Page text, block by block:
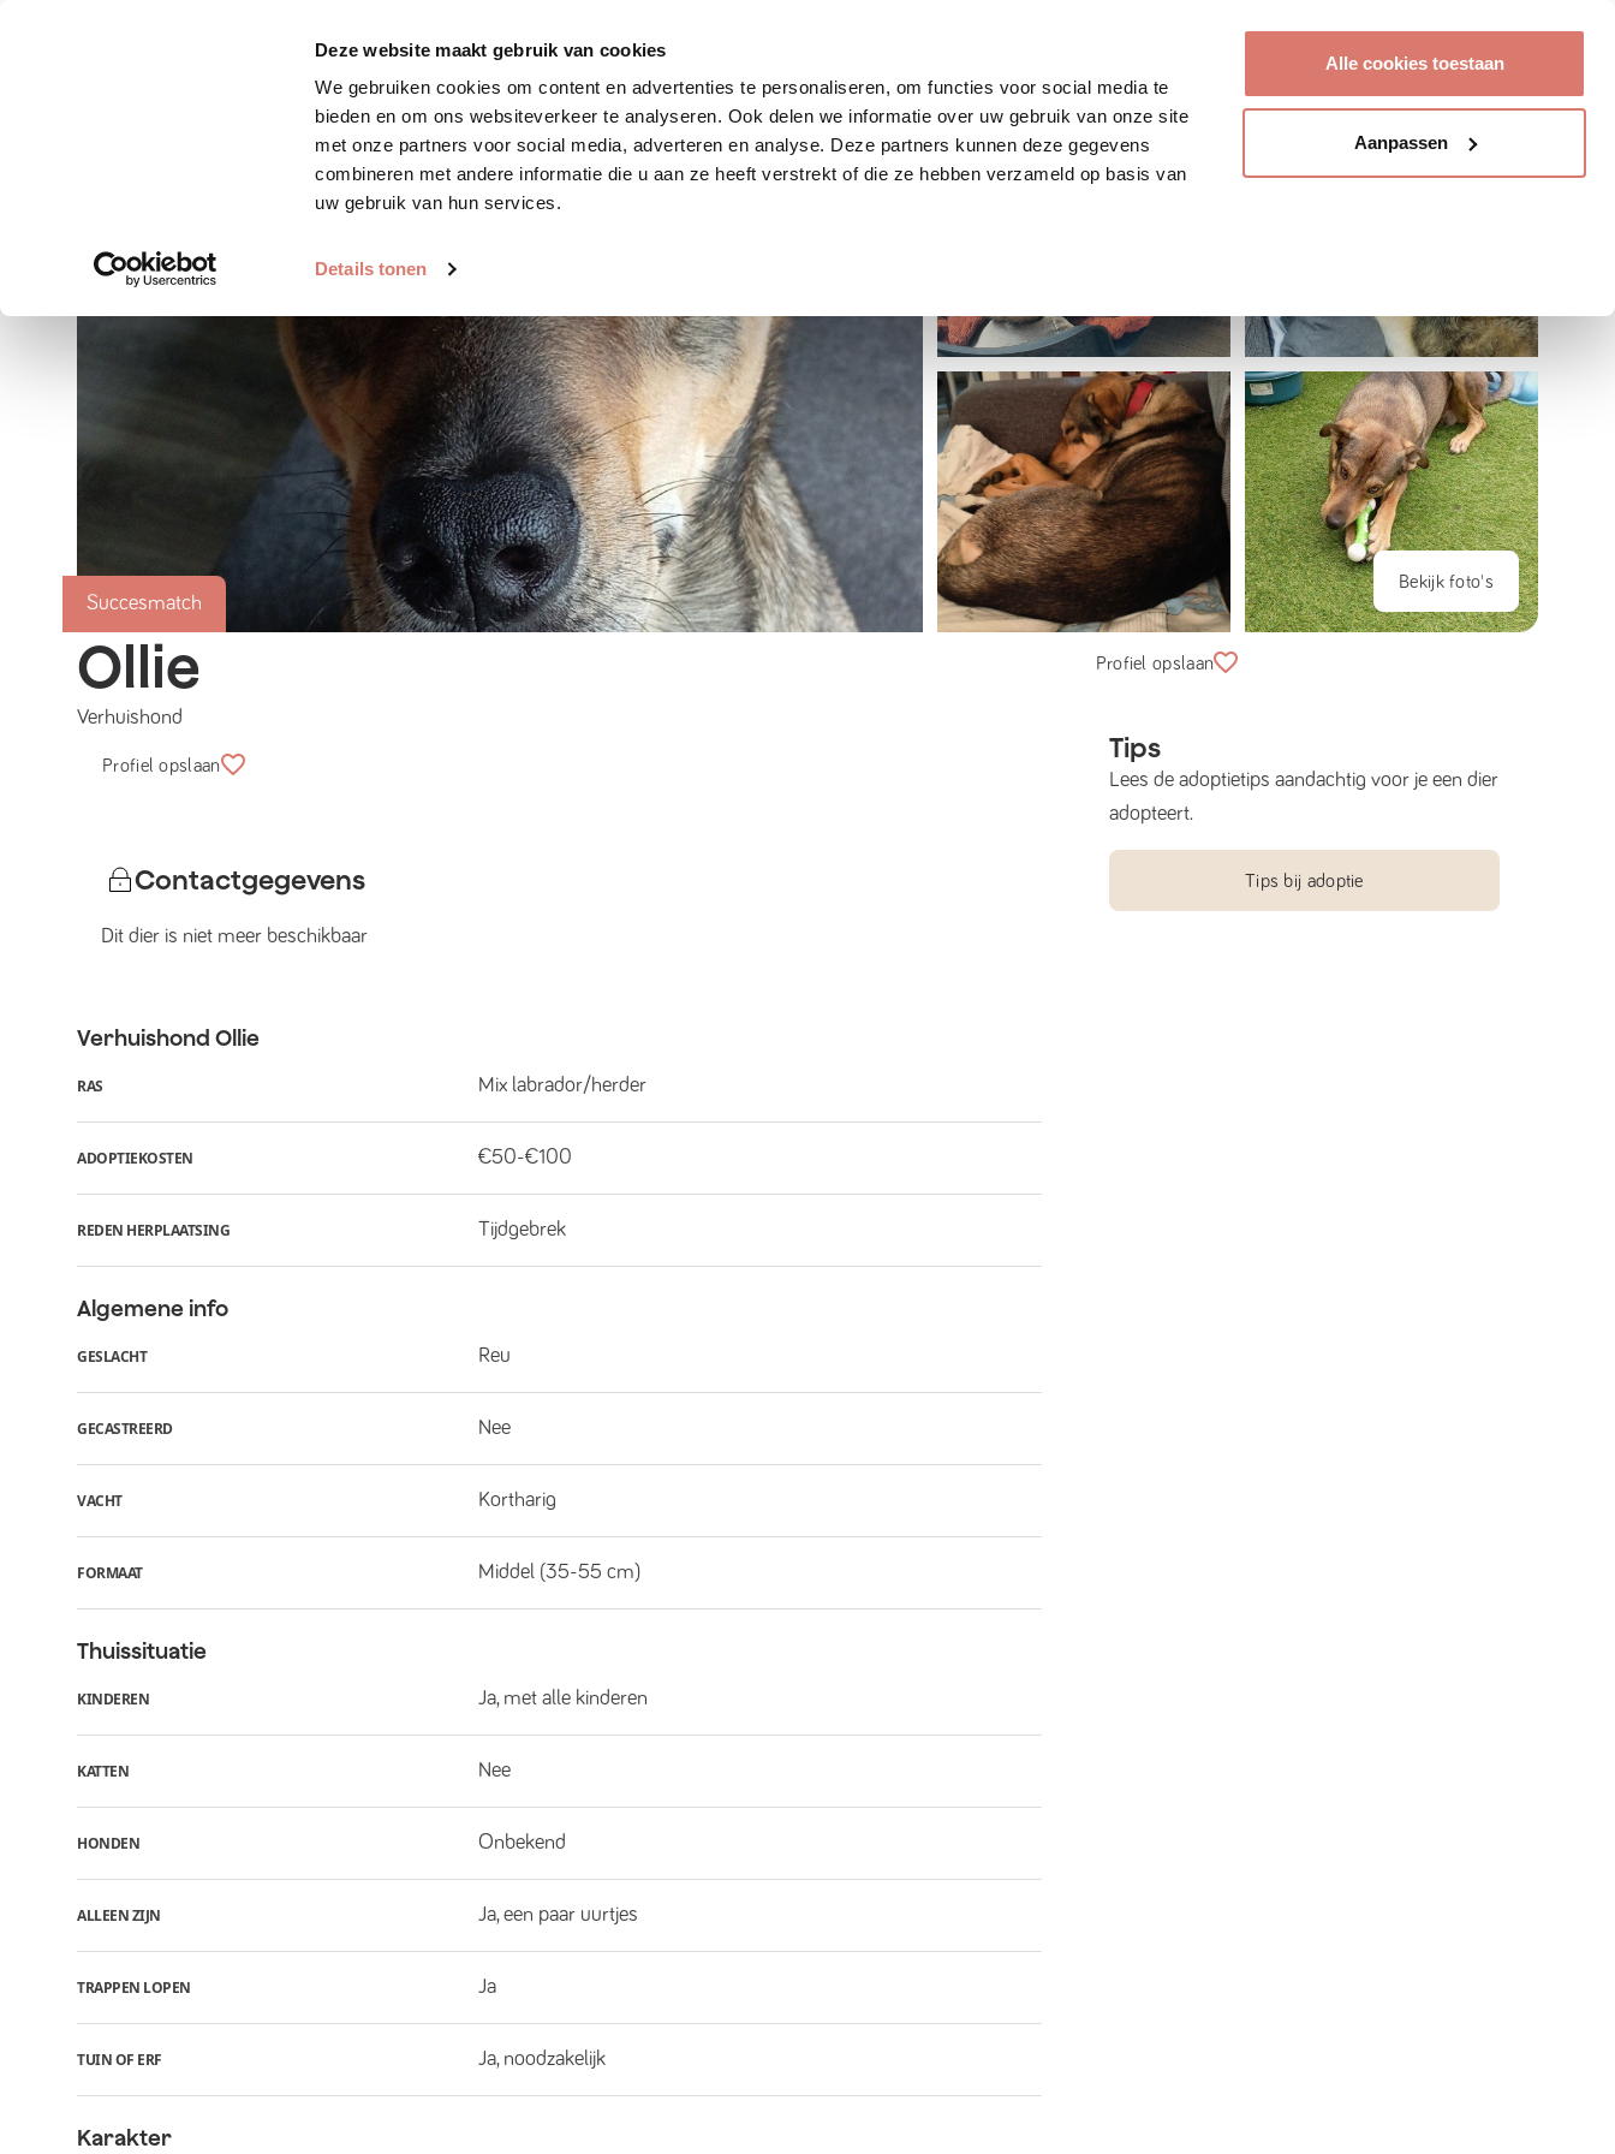
Deze website maakt gebruik van cookies
We gebruiken cookies om content en advertenties te personaliseren, om functies voor social media te
bieden en om ons websiteverkeer te analyseren. Ook delen we informatie over uw gebruik van onze site
met onze partners voor social media, adverteren en analyse. Deze partners kunnen deze gegevens
combineren met andere informatie die u aan ze heeft verstrekt of die ze hebben verzameld op basis van
uw gebruik van hun services.
Details tonen
Alle cookies toestaan
Aanpassen
Zoek huisdier Plaats huisdier Hoe werkt het?
Succesmatch
Bekijk foto's
Ollie
Verhuishond
Profiel opslaan
Contactgegevens
Dit dier is niet meer beschikbaar
Verhuishond Ollie
RAS Mix labrador/herder
ADOPTIEKOSTEN €50-€100
REDEN HERPLAATSING Tijdgebrek
Algemene info
GESLACHT Reu
GECASTREERD Nee
VACHT Kortharig
FORMAAT Middel (35-55 cm)
Thuissituatie
KINDEREN Ja, met alle kinderen
KATTEN Nee
HONDEN Onbekend
ALLEEN ZIJN Ja, een paar uurtjes
TRAPPEN LOPEN Ja
TUIN OF ERF Ja, noodzakelijk
Karakter
Profiel opslaan
Tips
Lees de adoptietips aandachtig voor je een dier
adopteert.
Tips bij adoptie